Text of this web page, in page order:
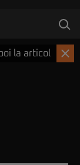
la articol